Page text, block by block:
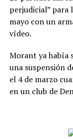
perjudicial” para
mayo con un
vídeo.
Morant ya había
una suspensión
el 4 de marzo
en un club de